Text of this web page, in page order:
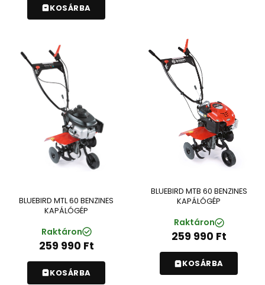
KOSÁRBA
BLUEBIRD MTL 60 BENZINES
KAPÁLÓGÉP
Raktáron
259 990 Ft
KOSÁRBA
BLUEBIRD MTB 60 BENZINES
KAPÁLÓGÉP
Raktáron
259 990 Ft
KOSÁRBA